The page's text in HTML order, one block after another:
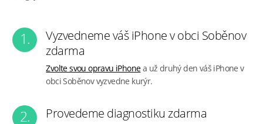
1.
Vyzvedneme váš iPhone v obci Soběnov
zdarma
Zvolte svou opravu iPhonea už druhý den váš iPhone v
obci Soběnov vyzvedne kurýr.
2. Provedeme diagnostiku zdarma